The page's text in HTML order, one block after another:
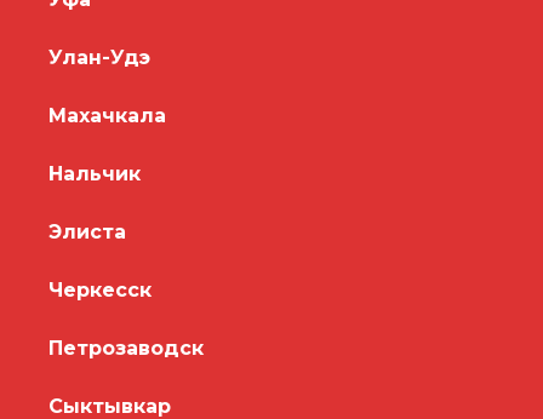
Улан-Удэ
Махачкала
Нальчик
Элиста
Черкесск
Петрозаводск
Сыктывкар